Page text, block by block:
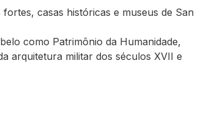
casas históricas e museus de San
como Patrimônio da Humanidade,
arquitetura militar dos séculos XVII e